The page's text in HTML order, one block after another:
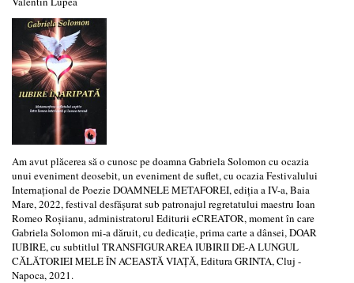
Am avut plăcerea să o cunosc pe doamna Gabriela Solomon cu ocazia
unui eveniment deosebit, un eveniment de suflet, cu ocazia Festivalului
Internațional de Poezie DOAMNELE METAFOREI, ediția a IV-a, Baia
Mare, 2022, festival desfășurat sub patronajul regretatului maestru Ioan
Romeo Roșiianu, administratorul Editurii eCREATOR, moment în care
Gabriela Solomon mi-a dăruit, cu dedicație, prima carte a dânsei, DOAR
IUBIRE, cu subtitlul TRANSFIGURAREA IUBIRII DE-A LUNGUL
CĂLĂTORIEI MELE ÎN ACEASTĂ VIAȚĂ, Editura GRINTA, Cluj -
Napoca, 2021.